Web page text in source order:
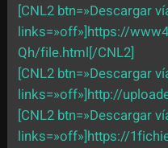
[CNL2 btn=»Descargar
links=»off»]https://
Qh/file.html[/CNL2]
[CNL2 btn=»Descargar
links=»off»]http://
[CNL2 btn=»Descargar
links=»off»]https://